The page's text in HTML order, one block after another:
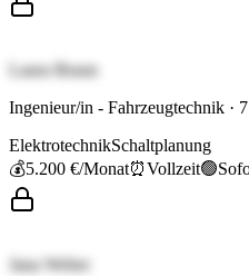
Laura Braun
Ingenieur/in - Fahrzeugtechnik · 7
ElektrotechnikSchaltplanung
💰5.200 €/Monat⏰Vollzeit🟢
Jana Weber